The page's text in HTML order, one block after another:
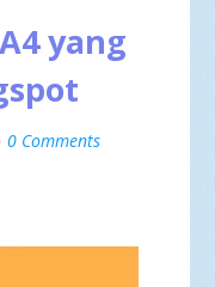
yang
0 Comments